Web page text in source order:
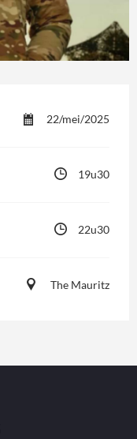
22/mei/2025
19u30
22u30
The Mauritz